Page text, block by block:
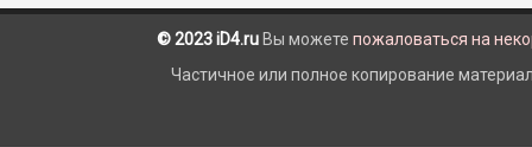
© 2023 iD4.ru Вы можете пожаловаться на
Частичное или полное копирование